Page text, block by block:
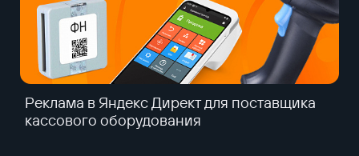
Реклама в Яндекс Директ для поставщика
кассового оборудования